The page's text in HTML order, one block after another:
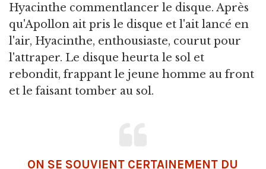
Hyacinthe commentlancer le disque. Après
qu'Apollon ait pris le disque et l'ait lancé en
l'air, Hyacinthe, enthousiaste, courut pour
l'attraper. Le disque heurta le sol et
rebondit, frappant le jeune homme au front
et le faisant tomber au sol.
ON SE SOUVIENT CERTAINEMENT DU